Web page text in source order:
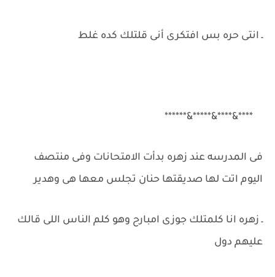
ـ انتى حره بس افتكرى أنى قلتلك كده غلط
****&****&*****&******
فى المدرسه عند زهره بدأت الامتحانات وفى منتصف
اليوم اتت لها صديقتها حنان تجلس معها هى وهدير
ـ زهره انا كلمتلك جوزى امبارح وهو كلم الناس اللى قالك
عليهم دول